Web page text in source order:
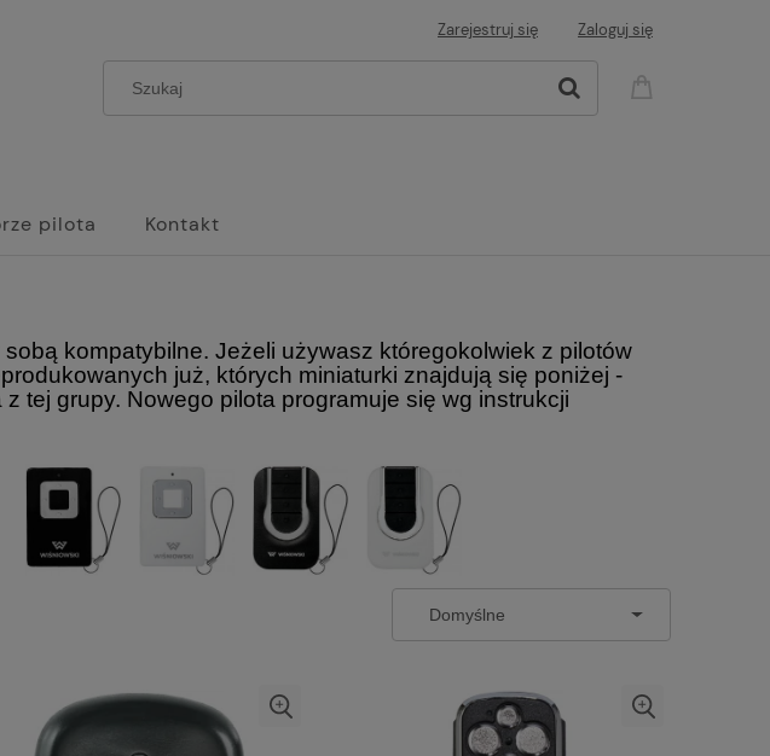
Zarejestruj się Zaloguj się
pilota Kontakt
kompatybilne. Jeżeli używasz któregokolwiek z pilotów
już, których miniaturki znajdują się poniżej -
tej grupy. Nowego pilota programuje się wg instrukcji